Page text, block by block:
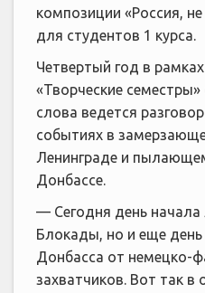
композиции «Россия,
для студентов 1 курса.
Четвертый год в
«Творческие
слова ведется
событиях в
Ленинграде и
Донбассе.
— Сегодня день начала
Блокады, но и еще
Донбасса от немецко-
захватчиков. Вот так